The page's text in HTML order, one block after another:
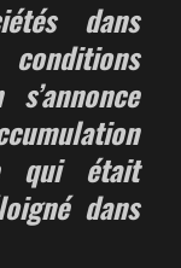
dans
qui était
dans